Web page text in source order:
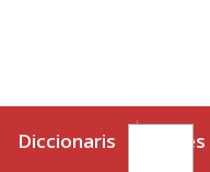
Diccionaris Eines